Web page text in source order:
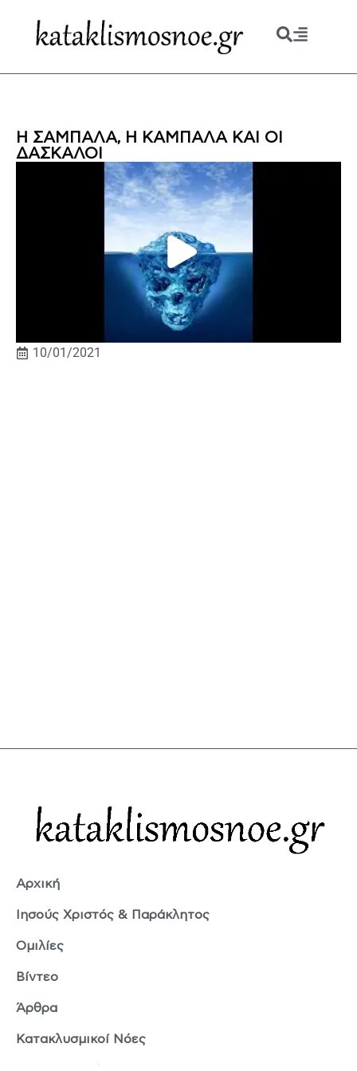
Η ΣΑΜΠΑΛΑ, Η ΚΑΜΠΑΛΑ ΚΑΙ ΟΙ
ΔΑΣΚΑΛΟΙ
10/01/2021
Αρχική
Ιησούς Χριστός & Παράκλητος
Ομιλίες
Βίντεο
Άρθρα
Κατακλυσμικοί Νόες